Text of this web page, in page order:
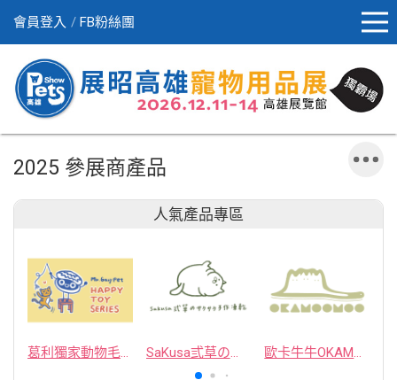
會員登入 FB粉絲團
2025 參展商產品
人氣產品專區
葛利獨家動物毛逗貓棒 SaKusa弎草のサクサク手作凍乾 歐卡牛牛OKAMOOMOO 貓草包